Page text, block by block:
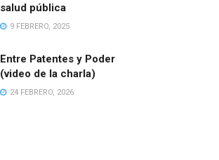
salud pública
9 FEBRERO, 2025
Entre Patentes y Poder
(video de la charla)
24 FEBRERO, 2026